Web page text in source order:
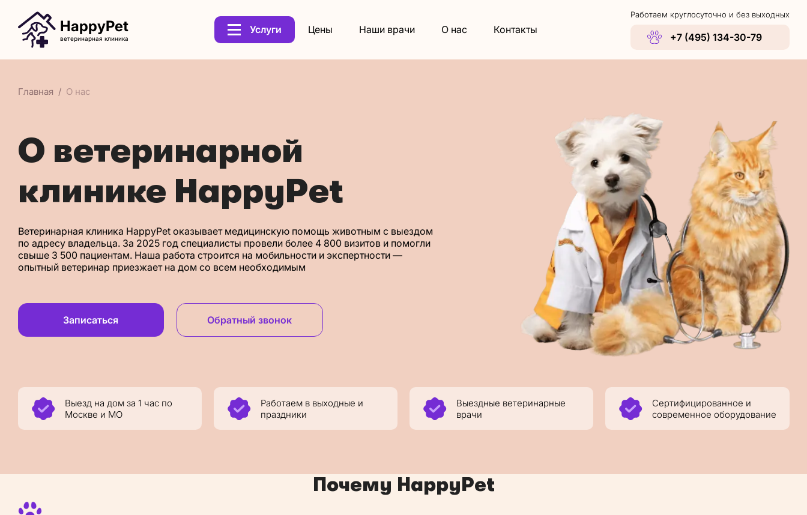
HappyPet
ветеринарная клиника
Услуги Цены Наши врачи О нас Контакты
Работаем круглосуточно и без выходных
+7 (495) 134-30-79
Главная О нас
О ветеринарной
клинике HappyPet
Ветеринарная клиника HappyPet оказывает медицинскую помощь животным с выездом
по адресу владельца. За 2025 год специалисты провели более 4 800 визитов и помогли
свыше 3 500 пациентам. Наша работа строится на мобильности и экспертности —
опытный ветеринар приезжает на дом со всем необходимым
Записаться Обратный звонок
Выезд на дом за 1 час по
Москве и МО
Работаем в выходные и
праздники
Выездные ветеринарные
врачи
Сертифицированное и
современное оборудование
Почему HappyPet